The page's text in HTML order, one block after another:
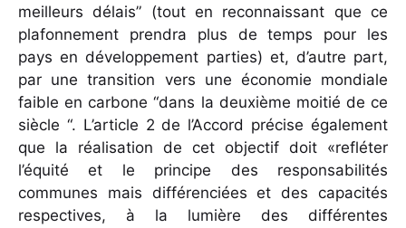
meilleurs délais” (tout en reconnaissant que ce
plafonnement prendra plus de temps pour les
pays en développement parties) et, d’autre part,
par une transition vers une économie mondiale
faible en carbone “dans la deuxième moitié de ce
siècle “. L’article 2 de l’Accord précise également
que la réalisation de cet objectif doit «refléter
l’équité et le principe des responsabilités
communes mais différenciées et des capacités
respectives, à la lumière des différentes